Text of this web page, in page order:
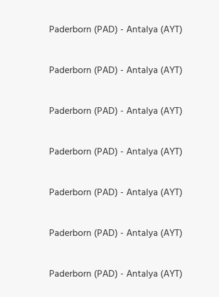
Paderborn (PAD) - Antalya (AYT)
Paderborn (PAD) - Antalya (AYT)
Paderborn (PAD) - Antalya (AYT)
Paderborn (PAD) - Antalya (AYT)
Paderborn (PAD) - Antalya (AYT)
Paderborn (PAD) - Antalya (AYT)
Paderborn (PAD) - Antalya (AYT)